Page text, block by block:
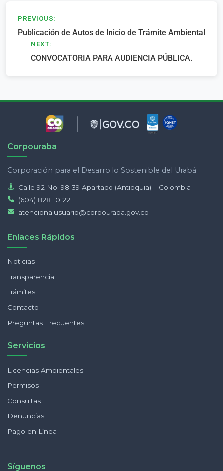
Navegación
de
entradas
PREVIOUS:
Publicación de Autos de Inicio de Trámite Ambiental
NEXT:
CONVOCATORIA PARA AUDIENCIA PÚBLICA.
Corpouraba
Corporación para el Desarrollo Sostenible del Urabá
Calle 92 No. 98-39 Apartado (Antioquia) – Colombia
(604) 828 10 22
atencionalusuario@corpouraba.gov.co
Enlaces Rápidos
Noticias
Transparencia
Trámites
Contacto
Preguntas Frecuentes
Servicios
Licencias Ambientales
Permisos
Consultas
Denuncias
Pago en Línea
Síguenos